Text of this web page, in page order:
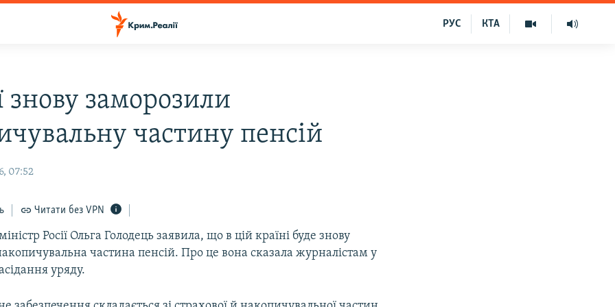
КТА
РУС
знову заморозили
частину пенсій
07:52
Читати без VPN
Росії Ольга Голодець заявила, що в цій країні буде знову
частина пенсій. Про це вона сказала журналістам у
уряду.